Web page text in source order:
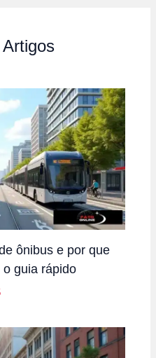
ônibus e por que
guia rápido